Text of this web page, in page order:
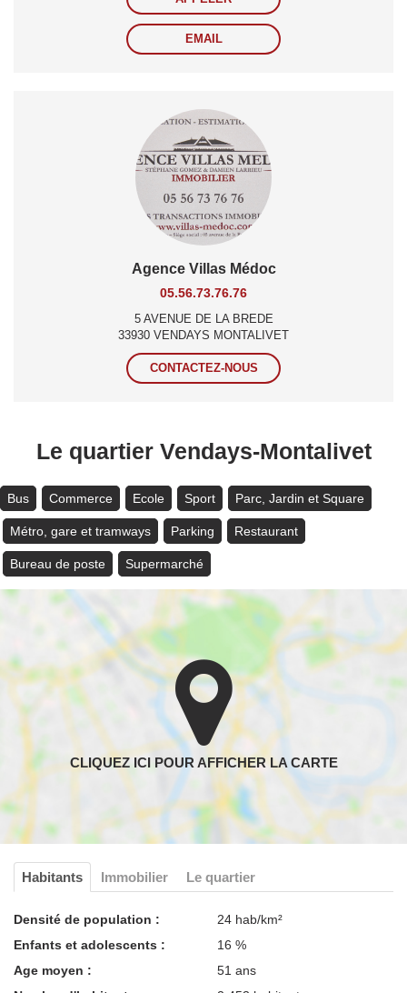
EMAIL
Agence Villas Médoc
05.56.73.76.76
5 AVENUE DE LA BREDE
33930 VENDAYS MONTALIVET
CONTACTEZ-NOUS
Le quartier Vendays-Montalivet
Bus Commerce Ecole Sport Parc, Jardin et Square
Métro, gare et tramways Parking Restaurant
Bureau de poste Supermarché
Habitants Immobilier Le quartier
Densité de population :
24 hab/km²
Enfants et adolescents :
16 %
Age moyen :
51 ans